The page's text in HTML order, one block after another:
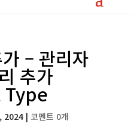
– 관리자
추가
Type
2024| 코멘트 0개